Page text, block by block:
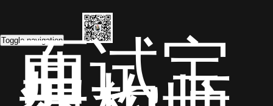
Toggle navigation
面试宝
典